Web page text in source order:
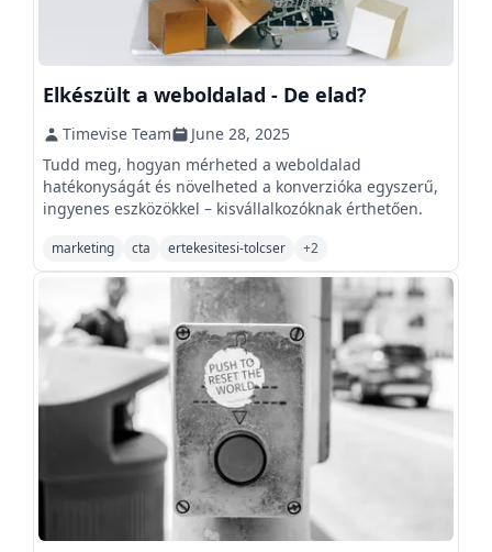
Elkészült a weboldalad - De elad?
Timevise Team
June 28, 2025
Tudd meg, hogyan mérheted a weboldalad
hatékonyságát és növelheted a konverzióka egyszerű,
ingyenes eszközökkel – kisvállalkozóknak érthetően.
marketing cta ertekesitesi-tolcser +2